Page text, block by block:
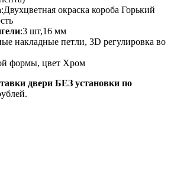
:Двухцветная окраска короба Горький
:3 шт,16 мм
накладные петли, 3D регулировка во
формы, цвет Хром
двери БЕЗ установки по